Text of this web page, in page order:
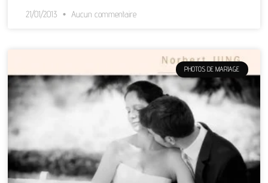
21/01/2013 Aucun commentaire
PHOTOS DE MARIAGE